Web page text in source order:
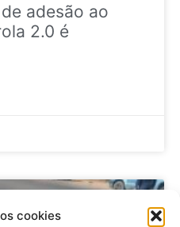
cookies
adesão ao
2.0 é